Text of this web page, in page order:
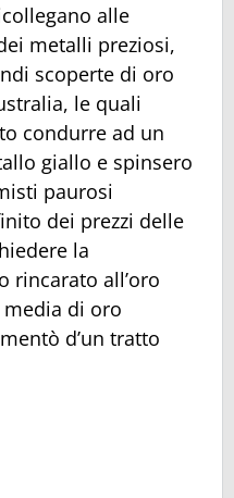
alle
metalli preziosi,
scoperte di oro
le quali
condurre ad un
giallo e spinsero
paurosi
dei prezzi delle
la
rincarato all’oro
media di oro
d’un tratto